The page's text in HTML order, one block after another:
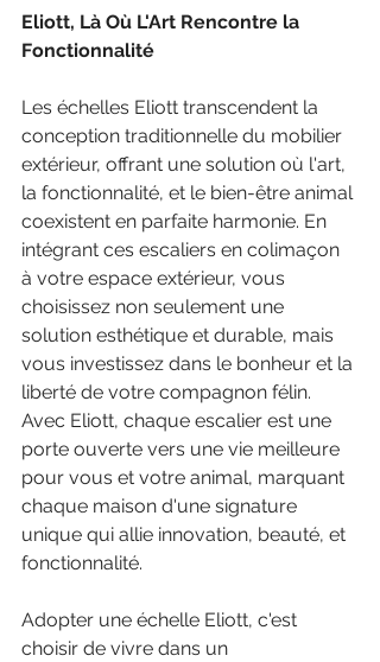
Eliott, Là Où L'Art Rencontre la
Fonctionnalité
Les échelles Eliott transcendent la
conception traditionnelle du mobilier
extérieur, offrant une solution où l'art,
la fonctionnalité, et le bien-être animal
coexistent en parfaite harmonie. En
intégrant ces escaliers en colimaçon
à votre espace extérieur, vous
choisissez non seulement une
solution esthétique et durable, mais
vous investissez dans le bonheur et la
liberté de votre compagnon félin.
Avec Eliott, chaque escalier est une
porte ouverte vers une vie meilleure
pour vous et votre animal, marquant
chaque maison d'une signature
unique qui allie innovation, beauté, et
fonctionnalité.
Adopter une échelle Eliott, c'est
choisir de vivre dans un